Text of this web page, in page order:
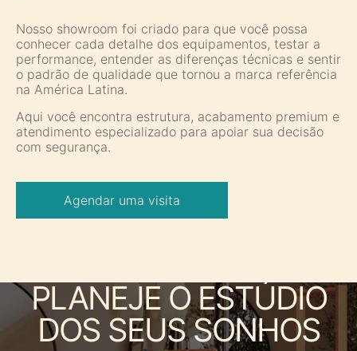
Nosso showroom foi criado para que você possa
conhecer cada detalhe dos equipamentos, testar a
performance, entender as diferenças técnicas e sentir
o padrão de qualidade que tornou a marca referência
na América Latina.
Aqui você encontra estrutura, acabamento premium e
atendimento especializado para apoiar sua decisão
com segurança.
Agendar uma visita
PLANEJE O ESTÚDIO
DOS SEUS SONHOS